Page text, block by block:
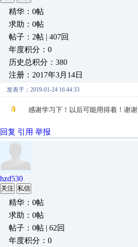
精华：0帖
求助：0帖
帖子：2帖 | 407回
年度积分：0
历史总积分：380
注册：2017年3月14日
发表于：2019-01-24 16:44:33
感谢学习下！以后可能用得着！谢谢
回复 引用 举报
hzd530
关注 私信
精华：0帖
求助：0帖
帖子：0帖 | 62回
年度积分：0